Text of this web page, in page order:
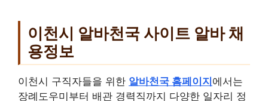
이천시 알바천국 사이트 알바 채
용정보
이천시 구직자들을 위한 알바천국 홈페이지 에서는
장례도우미부터 배관 경력직까지 다양한 일자리 정